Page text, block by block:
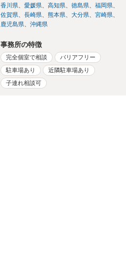
香川県
愛媛県 高知県 徳島県
福岡県
佐賀県
長崎県 熊本県 大分県
宮崎県
鹿児島県
沖縄県
事務所の特徴
完全個室で相談
バリアフリー
駐車場あり
近隣駐車場あり
子連れ相談可